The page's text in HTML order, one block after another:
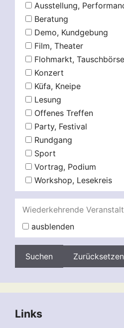
Ausstellung,
Beratung
Demo, Kundgebung
Film, Theater
Flohmarkt, Tauschbörse
Konzert
Küfa, Kneipe
Lesung
Offenes Treffen
Party, Festival
Rundgang
Sport
Vortrag, Podium
Workshop, Lesekreis
Wiederkehrende
ausblenden
Zurücksetzen
Links